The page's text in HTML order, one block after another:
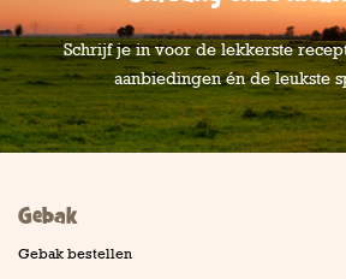
Schrijf je in voor de lekkerste
aanbiedingen én de leukste
Gebak
Gebak bestellen